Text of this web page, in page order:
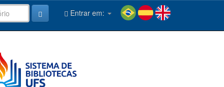
Entrar em: